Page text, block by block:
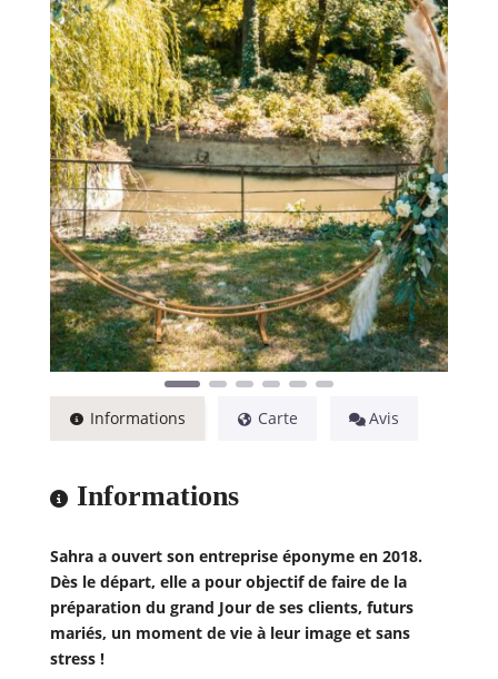
Previous Next
Informations Carte Avis
Informations
Sahra a ouvert son entreprise éponyme en 2018.
Dès le départ, elle a pour objectif de faire de la
préparation du grand Jour de ses clients, futurs
mariés, un moment de vie à leur image et sans
stress !